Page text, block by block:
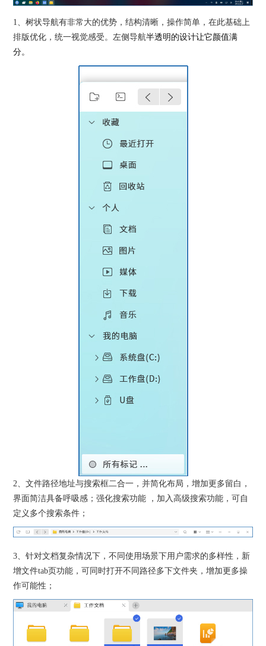
1、树状导航有非常大的优势，结构清晰，操作简单，在此基础上
排版优化，统一视觉感受。左侧导航半透明的设计让它颜值满
分。
2、文件路径地址与搜索框二合一，并简化布局，增加更多留白，
界面简洁具备呼吸感；强化搜索功能 ，加入高级搜索功能，可自
定义多个搜索条件；
3、针对文档复杂情况下，不同使用场景下用户需求的多样性，新
增文件tab页功能，可同时打开不同路径多下文件夹，增加更多操
作可能性；